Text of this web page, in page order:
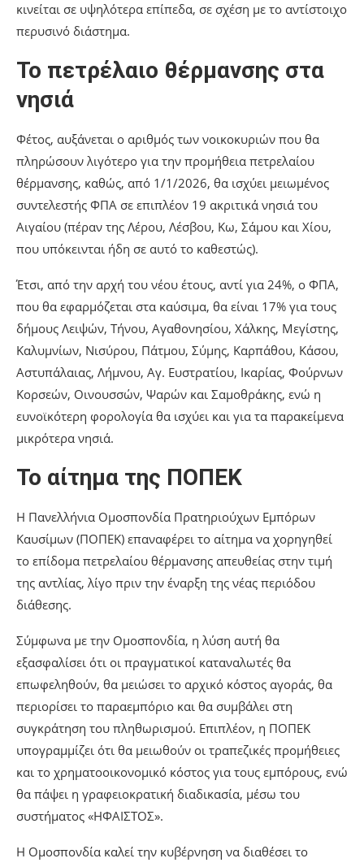
κινείται σε υψηλότερα επίπεδα, σε σχέση με το αντίστοιχο
περυσινό διάστημα.
Το πετρέλαιο θέρμανσης στα
νησιά
Φέτος, αυξάνεται ο αριθμός των νοικοκυριών που θα
πληρώσουν λιγότερο για την προμήθεια πετρελαίου
θέρμανσης, καθώς, από 1/1/2026, θα ισχύει μειωμένος
συντελεστής ΦΠΑ σε επιπλέον 19 ακριτικά νησιά του
Αιγαίου (πέραν της Λέρου, Λέσβου, Κω, Σάμου και Χίου,
που υπόκεινται ήδη σε αυτό το καθεστώς).
Έτσι, από την αρχή του νέου έτους, αντί για 24%, ο ΦΠΑ,
που θα εφαρμόζεται στα καύσιμα, θα είναι 17% για τους
δήμους Λειψών, Τήνου, Αγαθονησίου, Χάλκης, Μεγίστης,
Καλυμνίων, Νισύρου, Πάτμου, Σύμης, Καρπάθου, Κάσου,
Αστυπάλαιας, Λήμνου, Αγ. Ευστρατίου, Ικαρίας, Φούρνων
Κορσεών, Οινουσσών, Ψαρών και Σαμοθράκης, ενώ η
ευνοϊκότερη φορολογία θα ισχύει και για τα παρακείμενα
μικρότερα νησιά.
Το αίτημα της ΠΟΠΕΚ
Η Πανελλήνια Ομοσπονδία Πρατηριούχων Εμπόρων
Καυσίμων (ΠΟΠΕΚ) επαναφέρει το αίτημα να χορηγηθεί
το επίδομα πετρελαίου θέρμανσης απευθείας στην τιμή
της αντλίας, λίγο πριν την έναρξη της νέας περιόδου
διάθεσης.
Σύμφωνα με την Ομοσπονδία, η λύση αυτή θα
εξασφαλίσει ότι οι πραγματικοί καταναλωτές θα
επωφεληθούν, θα μειώσει το αρχικό κόστος αγοράς, θα
περιορίσει το παραεμπόριο και θα συμβάλει στη
συγκράτηση του πληθωρισμού. Επιπλέον, η ΠΟΠΕΚ
υπογραμμίζει ότι θα μειωθούν οι τραπεζικές προμήθειες
και το χρηματοοικονομικό κόστος για τους εμπόρους, ενώ
θα πάψει η γραφειοκρατική διαδικασία, μέσω του
συστήματος «ΗΦΑΙΣΤΟΣ».
Η Ομοσπονδία καλεί την κυβέρνηση να διαθέσει το